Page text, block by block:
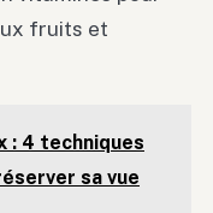
fruits et
: 4 techniques
sa vue